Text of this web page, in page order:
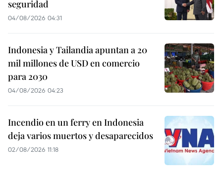
seguridad
04/08/2026 04:31
Indonesia y Tailandia apuntan a 20
mil millones de USD en comercio
para 2030
04/08/2026 04:23
Incendio en un ferry en Indonesia
deja varios muertos y desaparecidos
02/08/2026 11:18